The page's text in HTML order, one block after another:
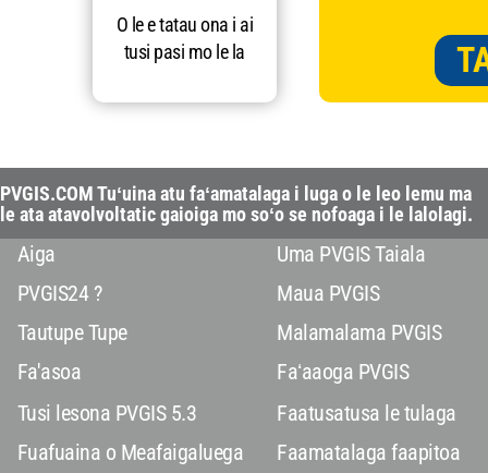
O le e tatau ona i ai
tusi pasi mo le la
PVGIS.COM Tuʻuina atu faʻamatalaga i luga o le leo lemu ma
le ata atavolvoltatic gaioiga mo soʻo se nofoaga i le lalolagi.
Aiga
PVGIS24 ?
Tautupe Tupe
Fa'asoa
Tusi lesona PVGIS 5.3
Fuafuaina o Meafaigaluega
Uma PVGIS Taiala
Maua PVGIS
Malamalama PVGIS
Faʻaaoga PVGIS
Faatusatusa le tulaga
Faamatalaga faapitoa